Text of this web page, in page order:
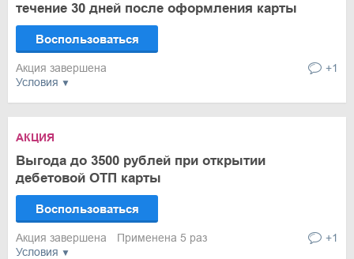
Условия
течение 30 дней после оформления карты
Воспользоваться
Акция завершена +1
Условия
АКЦИЯ
Выгода до 3500 рублей при открытии
дебетовой ОТП карты
Воспользоваться
Акция завершена Применена 5 раз +1